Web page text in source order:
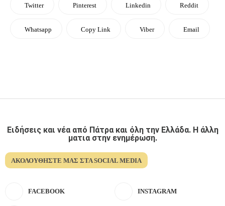
Twitter Pinterest Linkedin Reddit
Whatsapp Copy Link Viber Email
Ειδήσεις και νέα από Πάτρα και όλη την Ελλάδα. Η άλλη
ματια στην ενημέρωση.
ΑΚΟΛΟΥΘΉΣΤΕ ΜΑΣ ΣΤΑ SOCIAL MEDIA
FACEBOOK INSTAGRAM